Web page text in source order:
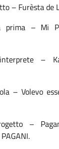
– Furèsta de
prima – Mi
–
– Volevo
–